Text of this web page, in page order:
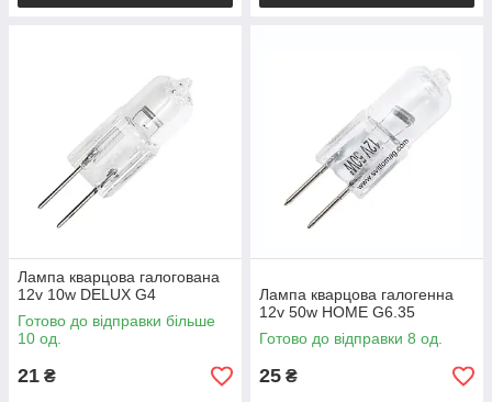
Лампа кварцова галогована
12v 10w DELUX G4
Готово до відправки більше
10 од.
21 ₴
Лампа кварцова галогенна
12v 50w HOME G6.35
Готово до відправки 8 од.
25 ₴